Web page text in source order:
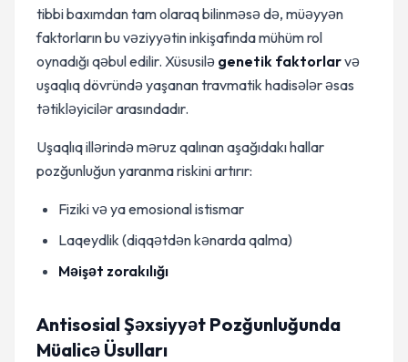
tibbi baxımdan tam olaraq bilinməsə də, müəyyən
faktorların bu vəziyyətin inkişafında mühüm rol
oynadığı qəbul edilir. Xüsusilə genetik faktorlarvə
uşaqlıq dövründə yaşanan travmatik hadisələr əsas
tətikləyicilər arasındadır.
Uşaqlıq illərində məruz qalınan aşağıdakı hallar
pozğunluğun yaranma riskini artırır:
Fiziki və ya emosional istismar
Laqeydlik (diqqətdən kənarda qalma)
Məişət zorakılığı
Antisosial Şəxsiyyət Pozğunluğunda
Müalicə Üsulları